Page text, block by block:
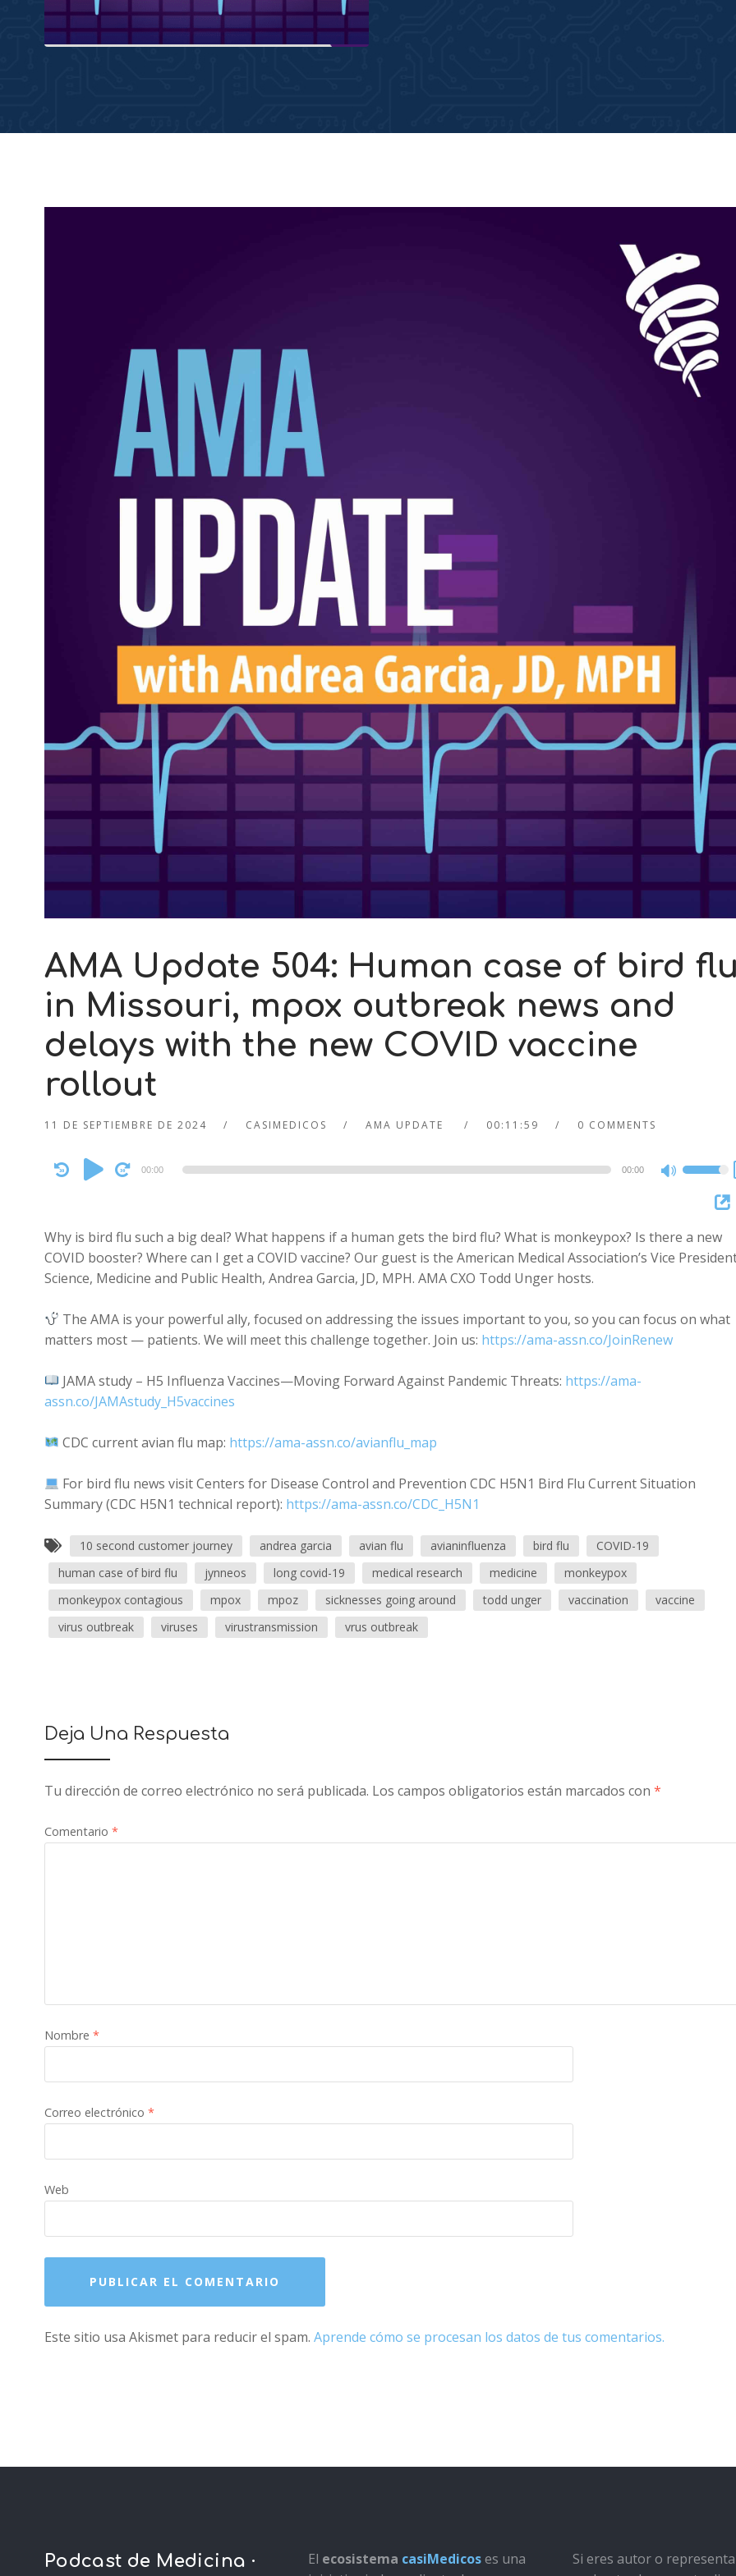
AMA Update 504: Human case of bird flu
in Missouri, mpox outbreak news and
delays with the new COVID vaccine
rollout
11 DE SEPTIEMBRE DE 2024 CASIMEDICOS AMA UPDATE 00:11:59 0 COMMENTS
Audio
Player
00:00 00:00
Use
Up/Down
keys
to
decrease
Why is bird flu such a big deal? What happens if a human gets the bird flu? What is monkeypox? Is there a new
COVID booster? Where can I get a COVID vaccine? Our guest is the American Medical Association’s Vice
Science, Medicine and Public Health, Andrea Garcia, JD, MPH. AMA CXO Todd Unger hosts.
The AMA is your powerful ally, focused on addressing the issues important to you, so you can focus on what
matters most — patients. We will meet this challenge together. Join us: https://ama-assn.co/JoinRenew
JAMA study – H5 Influenza Vaccines—Moving Forward Against Pandemic Threats: https://ama-
assn.co/JAMAstudy_H5vaccines
CDC current avian flu map: https://ama-assn.co/avianflu_map
For bird flu news visit Centers for Disease Control and Prevention CDC H5N1 Bird Flu Current Situation
Summary (CDC H5N1 technical report): https://ama-assn.co/CDC_H5N1
10 second customer journey andrea garcia avian flu avianinfluenza bird flu
COVID-19
human case of bird flu
jynneos long covid-19 medical research medicine
monkeypox
monkeypox contagious
mpox mpoz sicknesses going around todd unger vaccination
vaccine
virus outbreak
viruses virustransmission vrus outbreak
Deja Una Respuesta
Tu dirección de correo electrónico no será publicada. Los campos obligatorios están marcados con *
Comentario *
Nombre *
Correo electrónico *
Web
Este sitio usa Akismet para reducir el spam. Aprende cómo se procesan los datos de tus comentarios.
Podcast de Medicina ·
El ecosistema casiMedicoses una
Si eres autor o